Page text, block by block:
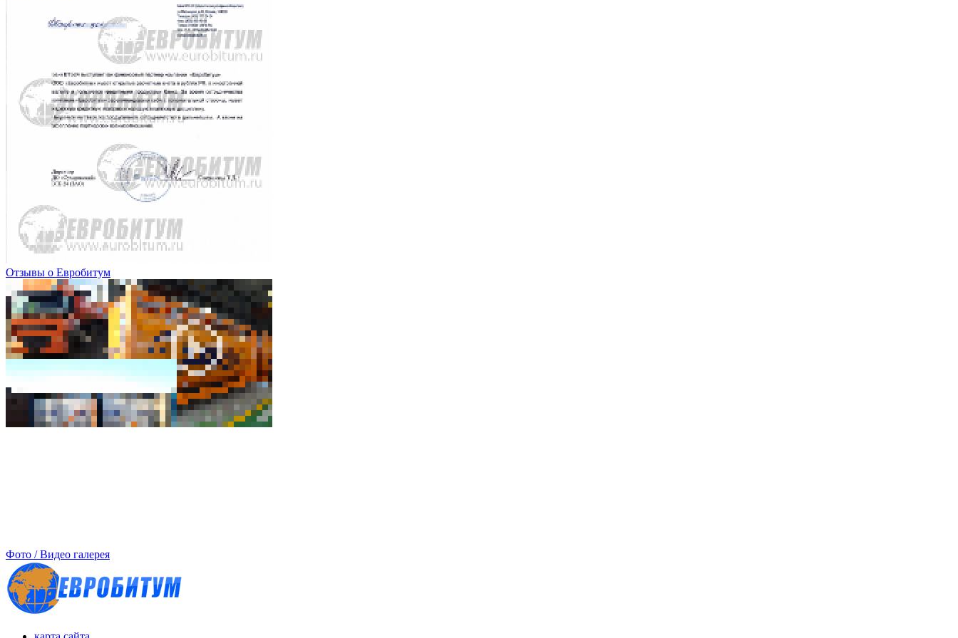
Отзывы о Евробитум
Фото / Видео галерея